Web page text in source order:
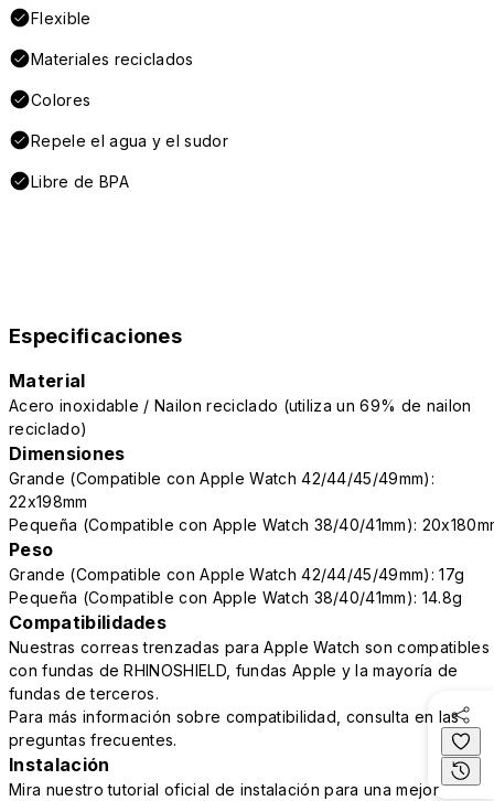
Flexible
Materiales reciclados
Colores
Repele el agua y el sudor
Libre de BPA
Especificaciones
Material
Acero inoxidable / Nailon reciclado (utiliza un 69% de nailon
reciclado)
Dimensiones
Grande (Compatible con Apple Watch 42/44/45/49mm):
22x198mm
Pequeña (Compatible con Apple Watch 38/40/41mm):
Peso
Grande (Compatible con Apple Watch 42/44/45/49mm): 17g
Pequeña (Compatible con Apple Watch 38/40/41mm): 14.8g
Compatibilidades
Nuestras correas trenzadas para Apple Watch son compatibles
con fundas de RHINOSHIELD, fundas Apple y la mayoría de
fundas de terceros.
Para más información sobre compatibilidad, consulta en las
preguntas frecuentes.
Instalación
Mira nuestro tutorial oficial de instalación para una mejor